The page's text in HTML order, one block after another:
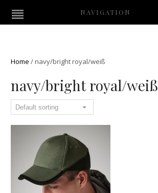
NAVIGATION
Home /navy/bright royal/weiß
navy/bright royal/weiß